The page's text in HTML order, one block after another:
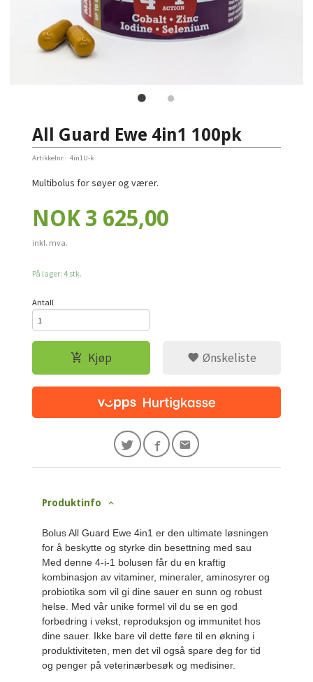
All Guard Ewe 4in1 100pk
Artikkelnr.: 4in1U-k
Multibolus for søyer og værer.
Pris
NOK 3 625,00
inkl. mva.
På lager: 4 stk.
Antall
Kjøp Ønskeliste
Produktinfo
Bolus All Guard Ewe 4in1 er den ultimate løsningen
for å beskytte og styrke din besettning med sau
Med denne 4-i-1 bolusen får du en kraftig
kombinasjon av vitaminer, mineraler, aminosyrer og
probiotika som vil gi dine sauer en sunn og robust
helse. Med vår unike formel vil du se en god
forbedring i vekst, reproduksjon og immunitet hos
dine sauer. Ikke bare vil dette føre til en økning i
produktiviteten, men det vil også spare deg for tid
og penger på veterinærbesøk og medisiner.